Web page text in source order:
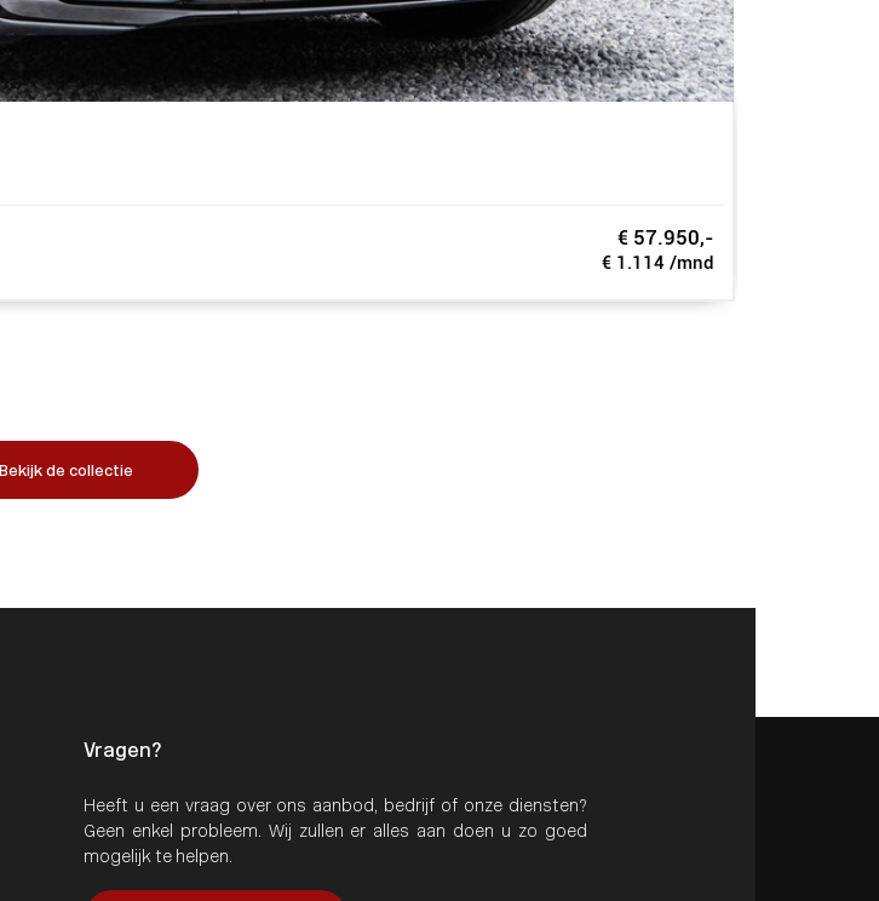
€ 57.950,-
€ 1.114 /mnd
Bekijk de collectie
Vragen?
Heeft u een vraag over ons aanbod, bedrijf of onze diensten?
Geen enkel probleem. Wij zullen er alles aan doen u zo goed
mogelijk te helpen.